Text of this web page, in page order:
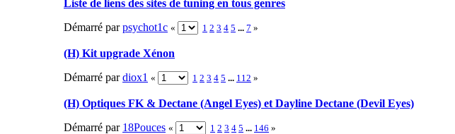
Liste de liens des sites de tuning en tous genres
Démarré parpsychot1c « 1 2 3 4 5 ... 7 »
(H) Kit upgrade Xénon
Démarré pardiox1 « 1 2 3 4 5 ... 112 »
(H) Optiques FK & Dectane (Angel Eyes) et Dayline Dectane (Devil Eyes)
Démarré par 18Pouces « 1 2 3 4 5 ... 146 »